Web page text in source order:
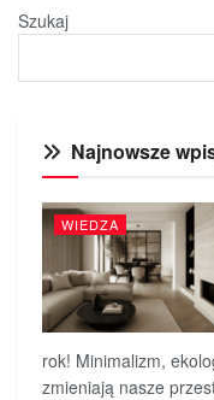
Szukaj
Najnowsze
WIEDZA
rok! Minimalizm,
zmieniają nasze